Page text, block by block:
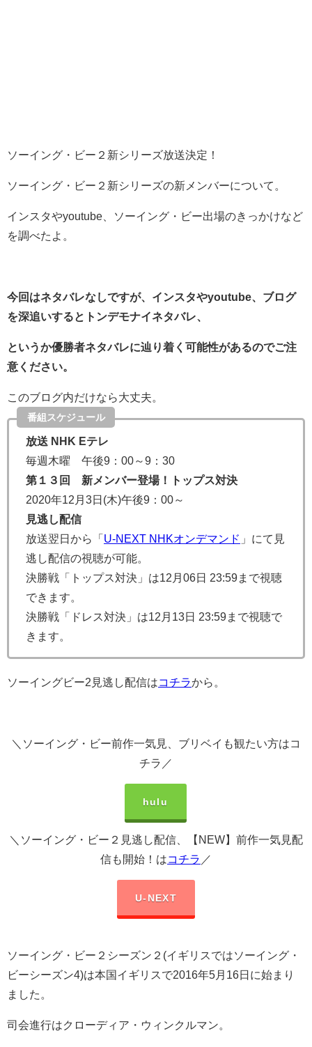
ソーイング・ビー２新シリーズ放送決定！
ソーイング・ビー２新シリーズの新メンバーについて。
インスタやyoutube、ソーイング・ビー出場のきっかけなど
を調べたよ。
今回はネタバレなしですが、インスタやyoutube、ブログ
を深追いするとトンデモナイネタバレ、
というか優勝者ネタバレに辿り着く可能性があるのでご注
意ください。
このブログ内だけなら大丈夫。
番組スケジュール
放送 NHK Eテレ
毎週木曜 午後9：00～9：30
第１３回 新メンバー登場！トップス対決
2020年12月3日(木)午後9：00～
見逃し配信
放送翌日から「 U-NEXT NHKオンデマンド 」にて見
逃し配信の視聴が可能。
決勝戦「トップス対決」は12月06日 23:59まで視聴
できます。
決勝戦「ドレス対決」は12月13日 23:59まで視聴で
きます。
ソーイングビー2見逃し配信はコチラから。
＼ソーイング・ビー前作一気見、ブリベイも観たい方はコ
チラ／
hulu
＼ソーイング・ビー２見逃し配信、【NEW】前作一気見配
信も開始！はコチラ ／
U-NEXT
ソーイング・ビー２シーズン２(イギリスではソーイング・
ビーシーズン4)は本国イギリスで2016年5月16日に始まり
ました。
司会進行はクローディア・ウィンクルマン。